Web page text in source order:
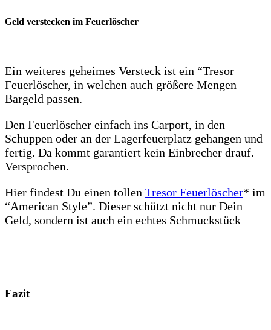
Geld verstecken im Feuerlöscher
Ein weiteres geheimes Versteck ist ein “Tresor
Feuerlöscher, in welchen auch größere Mengen
Bargeld passen.
Den Feuerlöscher einfach ins Carport, in den
Schuppen oder an der Lagerfeuerplatz gehangen und
fertig. Da kommt garantiert kein Einbrecher drauf.
Versprochen.
Hier findest Du einen tollen Tresor Feuerlöscher* im
“American Style”. Dieser schützt nicht nur Dein
Geld, sondern ist auch ein echtes Schmuckstück
Fazit